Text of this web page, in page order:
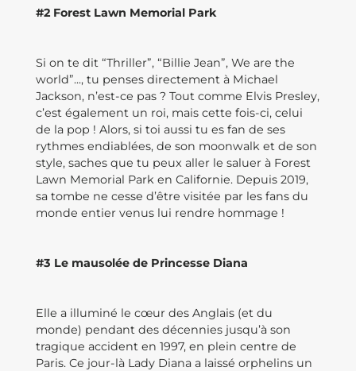
#2 Forest Lawn Memorial Park
Si on te dit “Thriller”, “Billie Jean”, We are the
world”..., tu penses directement à Michael
Jackson, n’est-ce pas ? Tout comme Elvis Presley,
c’est également un roi, mais cette fois-ci, celui
de la pop ! Alors, si toi aussi tu es fan de ses
rythmes endiablées, de son moonwalk et de son
style, saches que tu peux aller le saluer à Forest
Lawn Memorial Park en Californie. Depuis 2019,
sa tombe ne cesse d’être visitée par les fans du
monde entier venus lui rendre hommage !
#3 Le mausolée de Princesse Diana
Elle a illuminé le cœur des Anglais (et du
monde) pendant des décennies jusqu’à son
tragique accident en 1997, en plein centre de
Paris. Ce jour-là Lady Diana a laissé orphelins un